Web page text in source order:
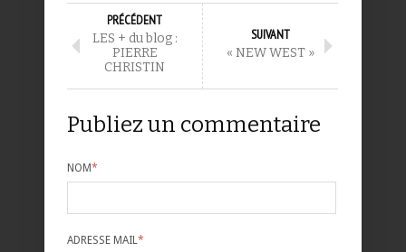
PRÉCÉDENT
LES + du blog :
PIERRE
CHRISTIN
SUIVANT
« NEW WEST »
Publiez un commentaire
NOM*
ADRESSE MAIL *